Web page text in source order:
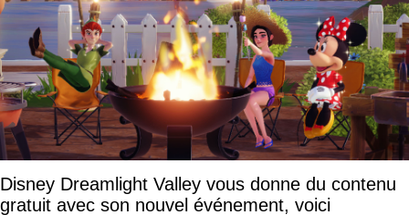
Disney Dreamlight Valley vous donne du contenu
gratuit avec son nouvel événement, voici